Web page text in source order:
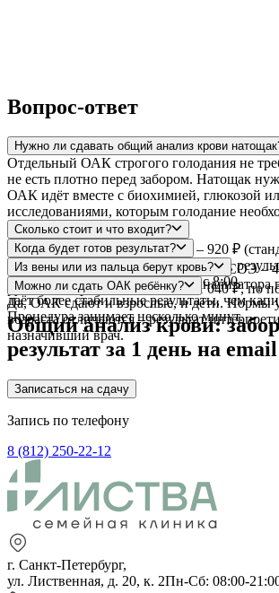
Вопрос-ответ
Нужно ли сдавать общий анализ крови
Отдельный ОАК строгого голодания не
не есть плотно перед забором. Натощак
ОАК идёт вместе с биохимией, глюкозой
исследованиями, которым голодание
Сколько стоит и что входит?
ОАК с лейкоформулой и СОЭ – 920 ₽
Базовая гемограмма без формулы и СОЭ –
ручной микроскопией мазка – 1 040 ₽, по
Когда будет готов результат?
Стандартный срок – 1 рабочий день,
email. Забор ведётся ежедневно с 8:00.
Из вены или из пальца берут кровь?
Из вены: для автоматического анализатора
даёт более стабильные результаты, чем
Процедура занимает несколько минут.
Можно ли сдать ОАК ребёнку?
Да, ОАК сдают и взрослые, и дети. Нормы у
возраста отличаются – результат
назначивший врач.
Общий анализ крови:
результат за 1 день на email
Записаться на сдачу
Запись по телефону
8 (812) 250-22-12
г. Санкт-Петербург,
ул. Лиственная, д. 20, к. 2Пн-Сб: 08:00-